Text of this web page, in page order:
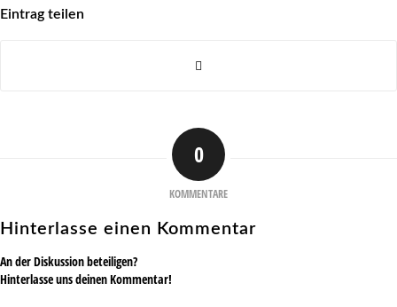
Eintrag teilen
0
KOMMENTARE
Hinterlasse einen Kommentar
An der Diskussion beteiligen?
Hinterlasse uns deinen Kommentar!